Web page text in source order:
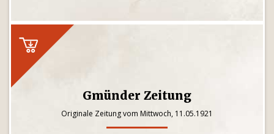
Gmünder Zeitung
Originale Zeitung vom Mittwoch, 11.05.1921